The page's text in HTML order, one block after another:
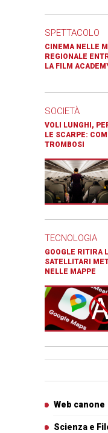
SPETTACOLO
CINEMA NELLE
REGIONALE
LA FILM
SOCIETÀ
VOLI LUNGHI,
LE SCARPE:
TROMBOSI
TECNOLOGIA
GOOGLE RITIRA
SATELLITARI
NELLE MAPPE
Web canone
Scienza e